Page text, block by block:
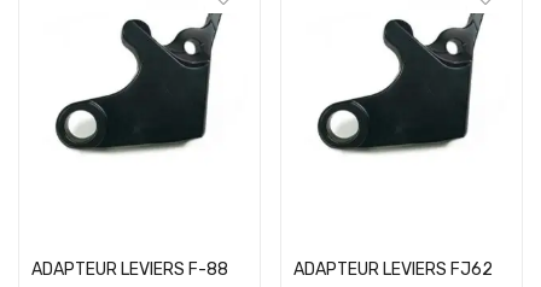
ADAPTEUR LEVIERS F-88
ADAPTEUR LEVIERS FJ62